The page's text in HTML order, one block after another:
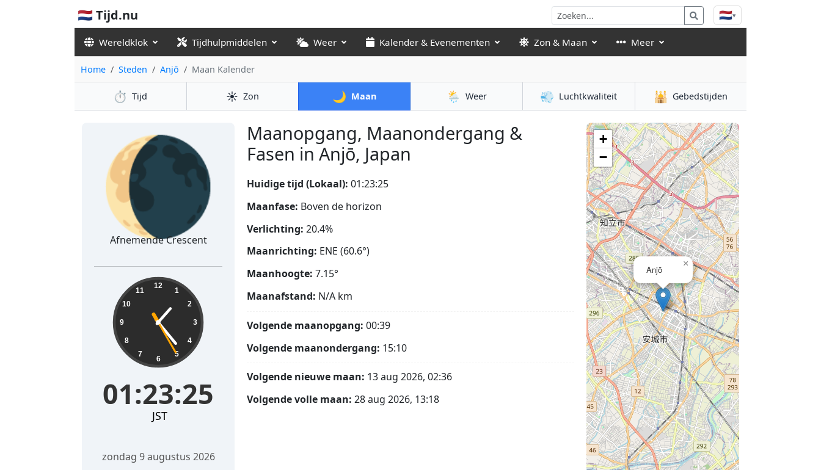
🇳🇱 Tijd.nu 🇳🇱▾
Wereldklok Tijdhulpmiddelen Weer Kalender & Evenementen Zon & Maan Meer
Home Steden Anjō Maan Kalender
⏱️ Tijd ☀️ Zon 🌙 Maan 🌦️ Weer 💨 Luchtkwaliteit 🕌 Gebedstijden
Maanopgang, Maanondergang &
Fasen in Anjō, Japan
🌘
Afnemende Crescent
01:23:26 12
1
2
3
4
5
6
7
8
9
10
11
01:23:26
JST
zondag 9 augustus 2026
Huidige tijd (Lokaal): 01:23:26
Maanfase: Boven de horizon
Verlichting: 20.4%
Maanrichting: ENE (60.6°)
Maanhoogte: 7.15°
Maanafstand: N/A km
Volgende maanopgang: 00:39
Volgende maanondergang: 15:10
Volgende nieuwe maan: 13 aug 2026, 02:36
Volgende volle maan: 28 aug 2026, 13:18
Anjō
×
+
−